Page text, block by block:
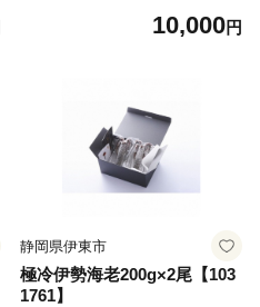
10,000円
静岡県伊東市
極冷伊勢海老200g×2尾【103
1761】